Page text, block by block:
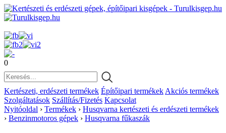
0
Kertészeti, erdészeti termékek Építőipari termékek Akciós termékek
Szolgáltatások Szállítás/Fizetés Kapcsolat
Nyitóoldal › Termékek › Husqvarna kertészeti és erdészeti termékek
› Benzinmotoros gépek › Husqvarna fűkaszák